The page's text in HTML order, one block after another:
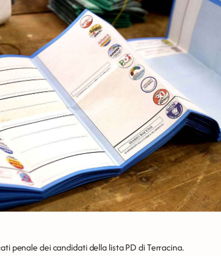
penale dei candidati della lista PD di Terracina.